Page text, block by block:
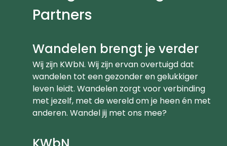
Partners
Wandelen brengt je verder
Wij zijn KWbN. Wij zijn ervan overtuigd dat
wandelen tot een gezonder en gelukkiger
leven leidt. Wandelen zorgt voor verbinding
met jezelf, met de wereld om je heen én met
anderen. Wandel jij met ons mee?